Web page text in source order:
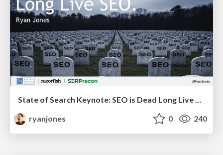
State of Search Keynote: SEO is Dead Long Live SEO
ryanjones
0 240